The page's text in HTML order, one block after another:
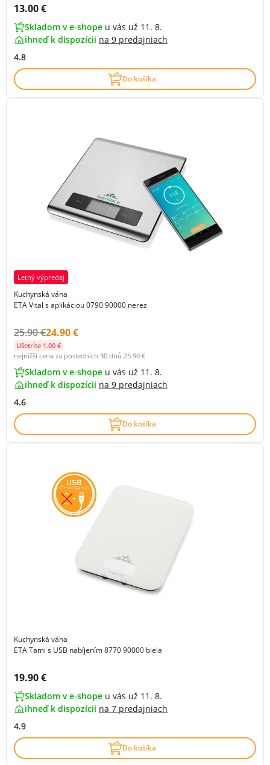
Cena s DPH:
13.00 €
Skladom v e-shope u vás už 11. 8.
ihneď k dispozícii na 9 predajniach
4.8
Do košíka
Letný výpredaj
Kuchynská váha
ETA Vital s aplikáciou 0790 90000 nerez
Původní cena s DPH:
25.90 €Cena s DPH:
24.90 €
Ušetríte 1.00 €
nejnižší cena za posledních 30 dnů 25.90 €
Skladom v e-shope u vás už 11. 8.
ihneď k dispozícii na 9 predajniach
4.6
Do košíka
Kuchynská váha
ETA Tami s USB nabíjením 8770 90000 biela
Cena s DPH:
19.90 €
Skladom v e-shope u vás už 11. 8.
ihneď k dispozícii na 7 predajniach
4.9
Do košíka